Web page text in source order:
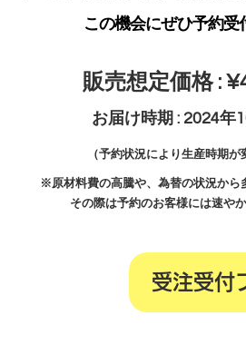
この機会にぜひ予約受
販売想定価格 :
お届け時期 : 2024年
（予約状況により生産時期
※原材料費の高騰や、為替の状況から
その際は予約のお客様には速や
受注受付